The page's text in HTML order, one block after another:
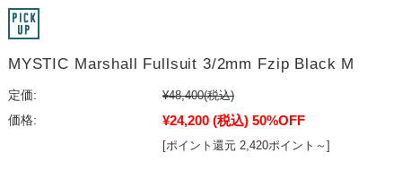
MYSTIC Marshall Fullsuit 3/2mm Fzip Black M
定価: ¥48,400(税込)
価格:
¥24,200 (税込) 50%OFF
[ポイント還元 2,420ポイント～]